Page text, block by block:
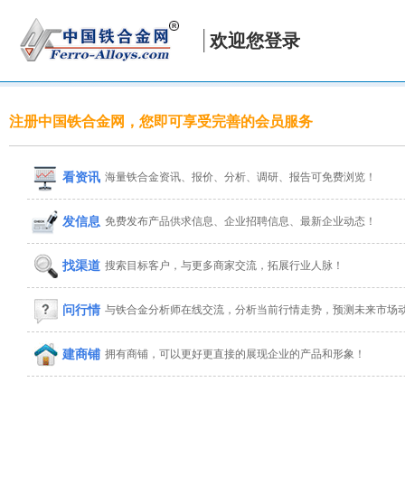
欢迎您登录
注册中国铁合金网，您即可享受完善的会员服务
看资讯 海量铁合金资讯、报价、分析、调研、报告可免费浏览！
发信息 免费发布产品供求信息、企业招聘信息、最新企业动态！
找渠道 搜索目标客户，与更多商家交流，拓展行业人脉！
问行情 与铁合金分析师在线交流，分析当前行情走势，预测未来市场
建商铺 拥有商铺，可以更好更直接的展现企业的产品和形象！